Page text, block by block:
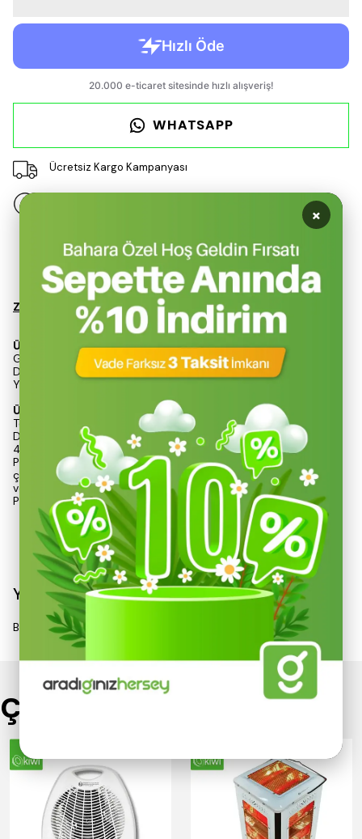
WHATSAPP
Ücretsiz Kargo Kampanyası
Ürün Açıklaması
Zen Home D20004-2P Çift Kişilik Çadır 205x150x105 cm
Ürün Ölçüsü
Genişlik: 205 cm
Derinlik: 150 cm
Yükseklik: 105 cm
Ürün Özellikleri
Tek kubbe
Dış çadır malzeme: 170T Polyester,PA
400mm'ye kadar suya dayanıklı
Paket İçeriği: Çadır Gövdesi, 1 Havalandırma örtüsü, 2 bölümlü
çadır direkleri, 4 gergi ipleri, 8 çadır sabitleme kazıkları, sineklik
ve kapı toplayıcıdan oluşmaktadır.
Paket içeriğinde taşıma çantası mevcuttur.<
Devamını Göster
Yorumlar
Bu ürün için henüz yorum yapılmamış.
Çok Satanlar
×